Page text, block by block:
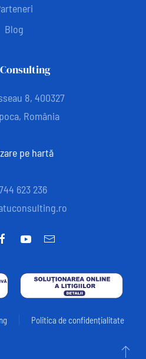
Blog
8, 400327
România
pe hartă
623 236
Politica de confidențialitate